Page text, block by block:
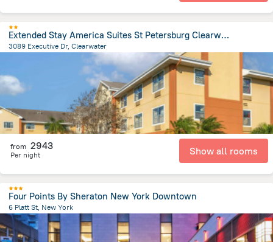
Extended Stay America Suites St Petersburg Clearwater ExecDr
3089 Executive Dr, Clearwater
from the center ofSpojené státy americké
from 2943
Per night Show all rooms
Four Points By Sheraton New York Downtown
6 Platt St, New York
3.1 kmfrom the center of Spojené státy americké